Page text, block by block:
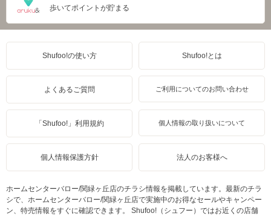
歩いてポイントが貯まる
Shufoo!の使い方 Shufoo!とは
よくあるご質問 ご利用についてのお問い合わせ
「Shufoo!」利用規約 個人情報の取り扱いについて
個人情報保護方針 法人のお客様へ
ホームセンターバロー/関緑ヶ丘店のチラシ情報を掲載しています。最新のチラ
シで、ホームセンターバロー/関緑ヶ丘店で実施中のお得なセールやキャンペー
ン、特売情報をすぐに確認できます。 Shufoo!（シュフー）ではお近くの店舗